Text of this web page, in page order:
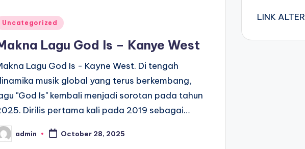
Uncategorized
Lagu God Is – Kanye West
Lagu God Is - Kayne West. Di tengah
musik global yang terus berkembang,
"God Is" kembali menjadi sorotan pada tahun
Dirilis pertama kali pada 2019 sebagai…
admin October 28, 2025
LINK ALTER